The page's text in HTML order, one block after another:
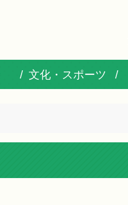
文化・スポーツ